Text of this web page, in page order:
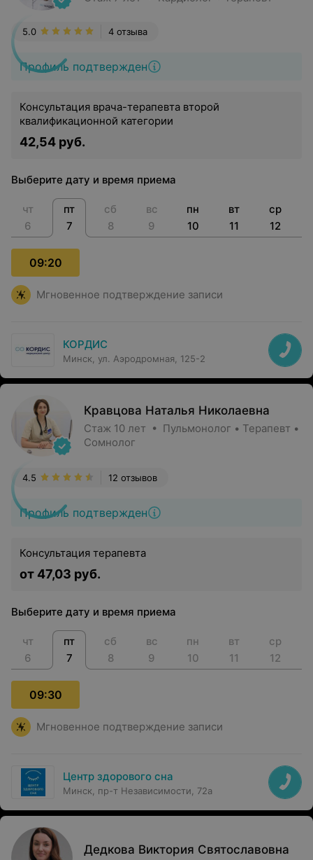
Профиль подтвержден
4 отзыва
5.0
Консультация врача-терапевта второй
квалификационной категории
42,54 руб.
Выберите дату и время приема
чт
6
пт
7
сб
8
вс
9
пн
10
вт
11
ср
12
09:20
Мгновенное подтверждение записи
КОРДИС
Минск, ул. Аэродромная, 125-2
Кравцова Наталья Николаевна
Стаж 10 лет • Пульмонолог • Терапевт •
Сомнолог
Профиль подтвержден
12 отзывов
4.5
Консультация терапевта
от 47,03 руб.
Выберите дату и время приема
чт
6
пт
7
сб
8
вс
9
пн
10
вт
11
ср
12
09:30
Мгновенное подтверждение записи
Центр здорового сна
Минск, пр-т Независимости, 72а
Дедкова Виктория Святославовна